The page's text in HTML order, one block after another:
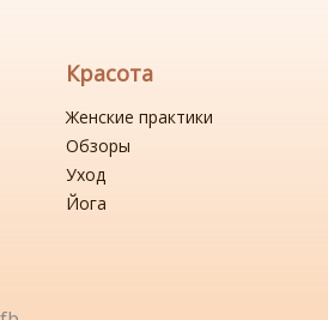
Красота
Женские практики
Обзоры
Уход
Йога